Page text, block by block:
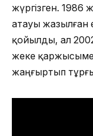
жүргізген. 1986
атауы жазылған
қойылды, ал
жеке
жаңғыртып